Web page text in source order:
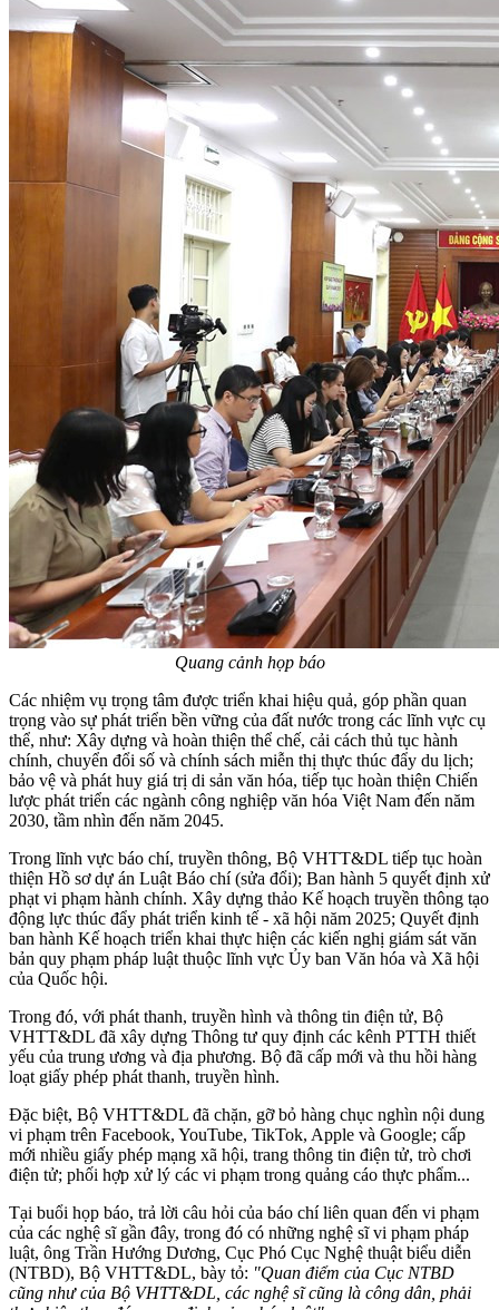
Quang cảnh họp báo
Các nhiệm vụ trọng tâm được triển khai hiệu quả, góp phần quan
trọng vào sự phát triển bền vững của đất nước trong các lĩnh vực cụ
thể, như: Xây dựng và hoàn thiện thể chế, cải cách thủ tục hành
chính, chuyển đổi số và chính sách miễn thị thực thúc đẩy du lịch;
bảo vệ và phát huy giá trị di sản văn hóa, tiếp tục hoàn thiện Chiến
lược phát triển các ngành công nghiệp văn hóa Việt Nam đến năm
2030, tầm nhìn đến năm 2045.
Trong lĩnh vực báo chí, truyền thông, Bộ VHTT&DL tiếp tục hoàn
thiện Hồ sơ dự án Luật Báo chí (sửa đổi); Ban hành 5 quyết định xử
phạt vi phạm hành chính. Xây dựng thảo Kế hoạch truyền thông tạo
động lực thúc đẩy phát triển kinh tế - xã hội năm 2025; Quyết định
ban hành Kế hoạch triển khai thực hiện các kiến nghị giám sát văn
bản quy phạm pháp luật thuộc lĩnh vực Ủy ban Văn hóa và Xã hội
của Quốc hội.
Trong đó, với phát thanh, truyền hình và thông tin điện tử, Bộ
VHTT&DL đã xây dựng Thông tư quy định các kênh PTTH thiết
yếu của trung ương và địa phương. Bộ đã cấp mới và thu hồi hàng
loạt giấy phép phát thanh, truyền hình.
Đặc biệt, Bộ VHTT&DL đã chặn, gỡ bỏ hàng chục nghìn nội dung
vi phạm trên Facebook, YouTube, TikTok, Apple và Google; cấp
mới nhiều giấy phép mạng xã hội, trang thông tin điện tử, trò chơi
điện tử; phối hợp xử lý các vi phạm trong quảng cáo thực phẩm...
Tại buổi họp báo, trả lời câu hỏi của báo chí liên quan đến vi phạm
của các nghệ sĩ gần đây, trong đó có những nghệ sĩ vi phạm pháp
luật, ông Trần Hướng Dương, Cục Phó Cục Nghệ thuật biểu diễn
(NTBD), Bộ VHTT&DL, bày tỏ: "Quan điểm của Cục NTBD
cũng như của Bộ VHTT&DL, các nghệ sĩ cũng là công dân, phải